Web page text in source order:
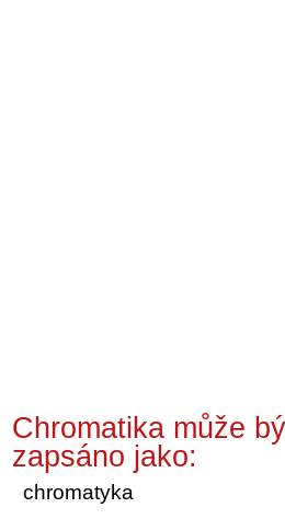
Chromatika může
zapsáno jako:
chromatyka